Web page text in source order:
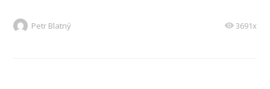
Petr Blatný 3691x